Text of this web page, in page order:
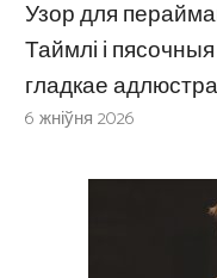
Узор для
Таймлі і
гладкае
6 жніўня 2026